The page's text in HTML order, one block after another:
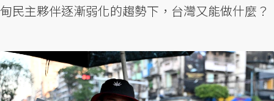
甸民主夥伴逐漸弱化的趨勢下，台灣又能做什麼？